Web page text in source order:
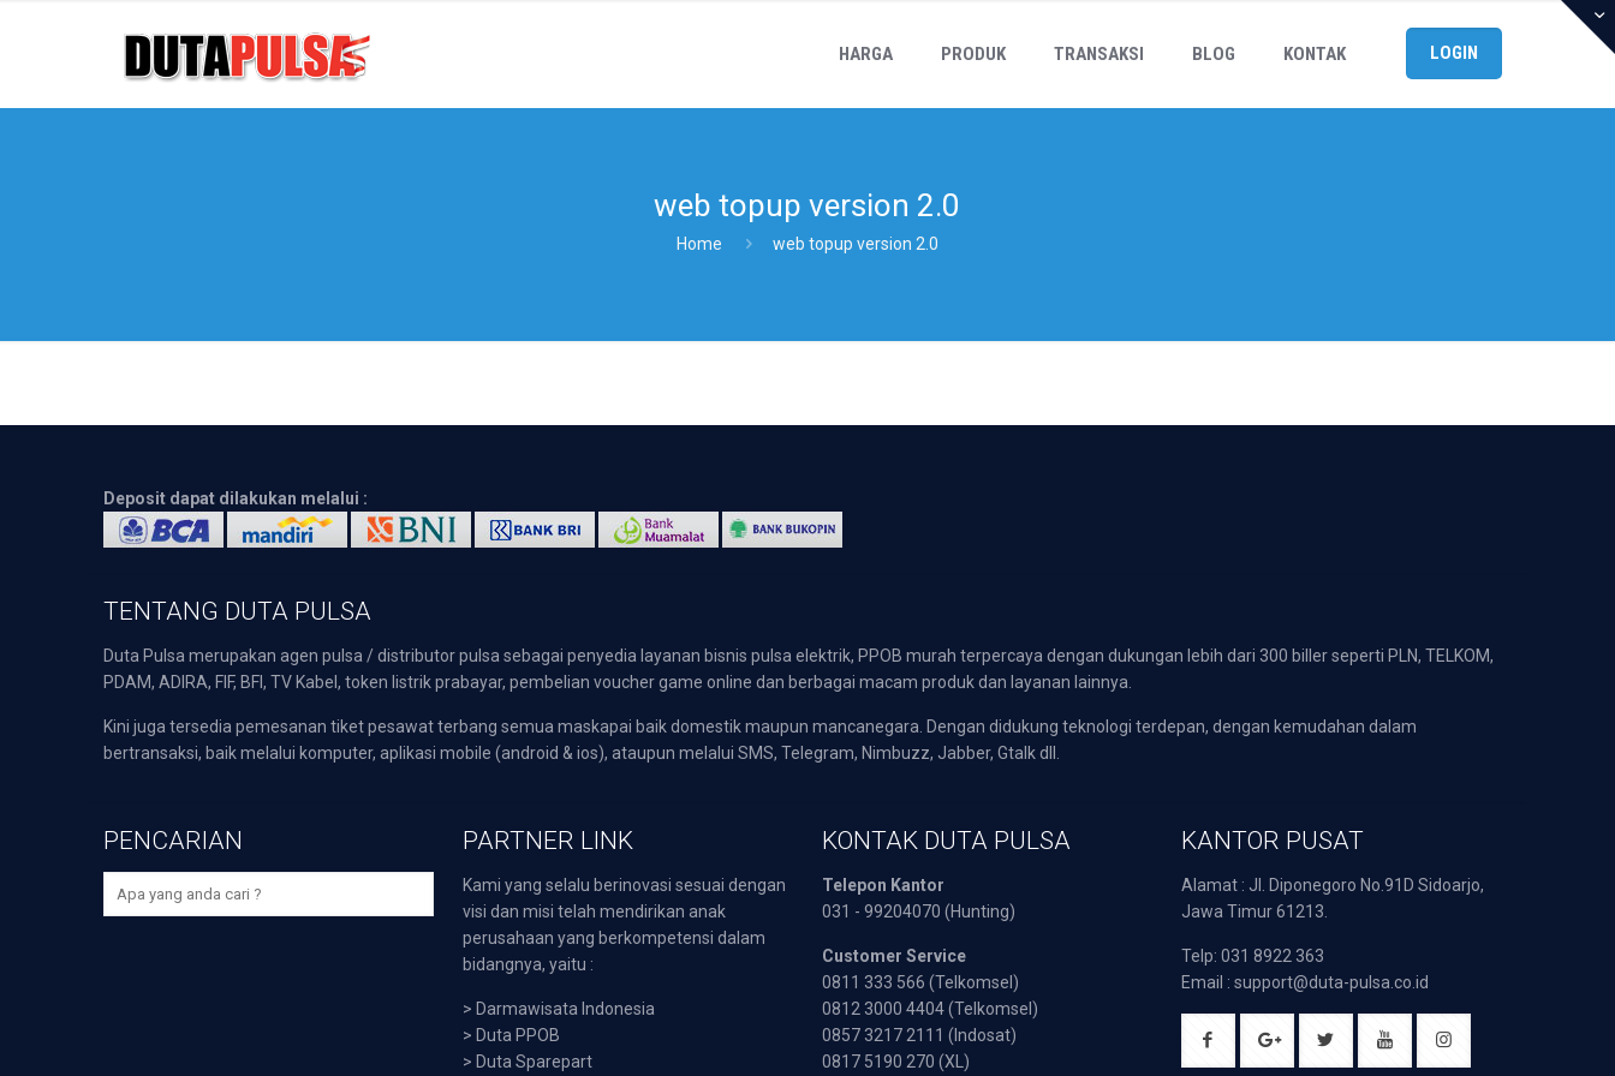
HARGA PRODUK TRANSAKSI BLOG KONTAK LOGIN
web topup version 2.0
Home web topup version 2.0
Deposit dapat dilakukan melalui :
TENTANG DUTA PULSA
Duta Pulsa merupakan agen pulsa / distributor pulsa sebagai penyedia layanan bisnis pulsa elektrik, PPOB murah terpercaya dengan dukungan lebih dari 300 biller seperti PLN, TELKOM,
PDAM, ADIRA, FIF, BFI, TV Kabel, token listrik prabayar, pembelian voucher game online dan berbagai macam produk dan layanan lainnya.
Kini juga tersedia pemesanan tiket pesawat terbang semua maskapai baik domestik maupun mancanegara. Dengan didukung teknologi terdepan, dengan kemudahan dalam
bertransaksi, baik melalui komputer, aplikasi mobile (android & ios), ataupun melalui SMS, Telegram, Nimbuzz, Jabber, Gtalk dll.
PENCARIAN PARTNER LINK
Kami yang selalu berinovasi sesuai dengan
visi dan misi telah mendirikan anak
perusahaan yang berkompetensi dalam
bidangnya, yaitu :
> Darmawisata Indonesia
> Duta PPOB
> Duta Sparepart
KONTAK DUTA PULSA
Telepon Kantor
031 - 99204070 (Hunting)
Customer Service
0811 333 566 (Telkomsel)
0812 3000 4404 (Telkomsel)
0857 3217 2111 (Indosat)
0817 5190 270 (XL)
KANTOR PUSAT
Alamat : Jl. Diponegoro No.91D Sidoarjo,
Jawa Timur 61213.
Telp: 031 8922 363
Email : support@duta-pulsa.co.id